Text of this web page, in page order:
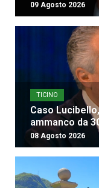
09 Agosto 2026
TICINO
Caso
ammanco da
08 Agosto 2026